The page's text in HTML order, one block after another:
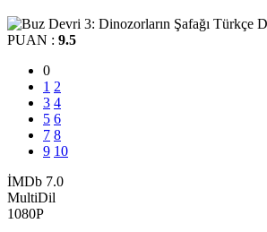
PUAN : 9.5
0
1 2
3 4
5 6
7 8
9 10
İMDb 7.0
MultiDil
1080P